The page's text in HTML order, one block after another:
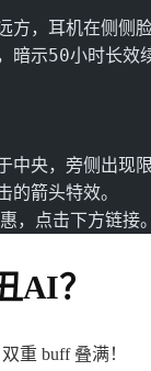
，耳机在侧侧
示50小时长效
央，旁侧出现
箭头特效。
，点击下方链接
AI？​
重 buff 叠满！